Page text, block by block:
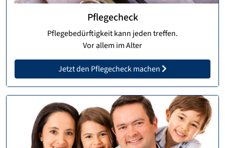
Pflegecheck
Pflegebedürftigkeit kann jeden treffen.
Vor allem im Alter
Jetzt den Pflegecheck machen